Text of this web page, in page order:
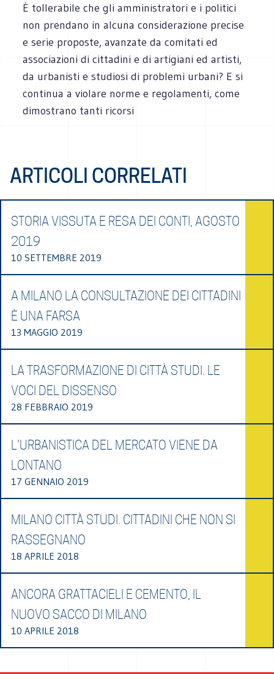
È tollerabile che gli amministratori e i politici
non prendano in alcuna considerazione precise
e serie proposte, avanzate da comitati ed
associazioni di cittadini e di artigiani ed artisti,
da urbanisti e studiosi di problemi urbani? E si
continua a violare norme e regolamenti, come
dimostrano tanti ricorsi
ARTICOLI CORRELATI
STORIA VISSUTA E RESA DEI CONTI, AGOSTO
2019
10 SETTEMBRE 2019
A MILANO LA CONSULTAZIONE DEI CITTADINI
È UNA FARSA
13 MAGGIO 2019
LA TRASFORMAZIONE DI CITTÀ STUDI. LE
VOCI DEL DISSENSO
28 FEBBRAIO 2019
L’URBANISTICA DEL MERCATO VIENE DA
LONTANO
17 GENNAIO 2019
MILANO CITTÀ STUDI. CITTADINI CHE NON SI
RASSEGNANO
18 APRILE 2018
ANCORA GRATTACIELI E CEMENTO, IL
NUOVO SACCO DI MILANO
10 APRILE 2018